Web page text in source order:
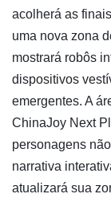
acolherá as
uma nova zona
mostrará robôs
dispositivos
emergentes. A
ChinaJoy Next
personagens
narrativa
atualizará sua